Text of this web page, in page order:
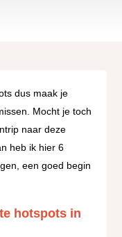
dus maak je
Mocht je toch
naar deze
heb ik hier 6
een goed begin
hotspots in